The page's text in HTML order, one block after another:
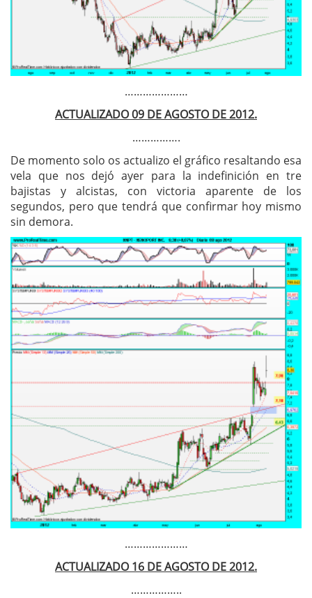
…………………
ACTUALIZADO 09 DE AGOSTO DE 2012.
…………….
De momento solo os actualizo el gráfico resaltando esa
vela que nos dejó ayer para la indefinición en tre
bajistas y alcistas, con victoria aparente de los
segundos, pero que tendrá que confirmar hoy mismo
sin demora.
…………………
ACTUALIZADO 16 DE AGOSTO DE 2012.
……………..